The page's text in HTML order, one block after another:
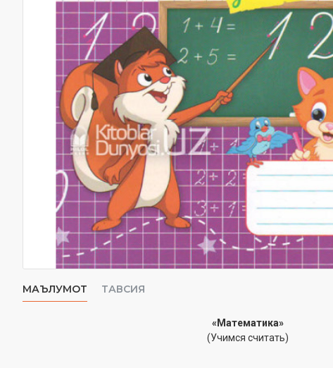
МАЪЛУМОТ ТАВСИЯ
«Математика»
(Учимся считать)